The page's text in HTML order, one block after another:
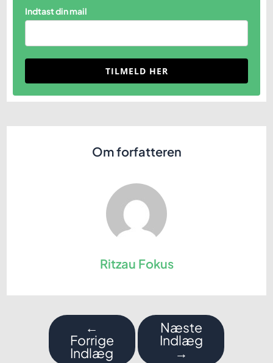
Indtast din mail
TILMELD HER
Om forfatteren
Ritzau Fokus
Indlægsnavigation
←
Forrige
Indlæg
Næste
Indlæg
→